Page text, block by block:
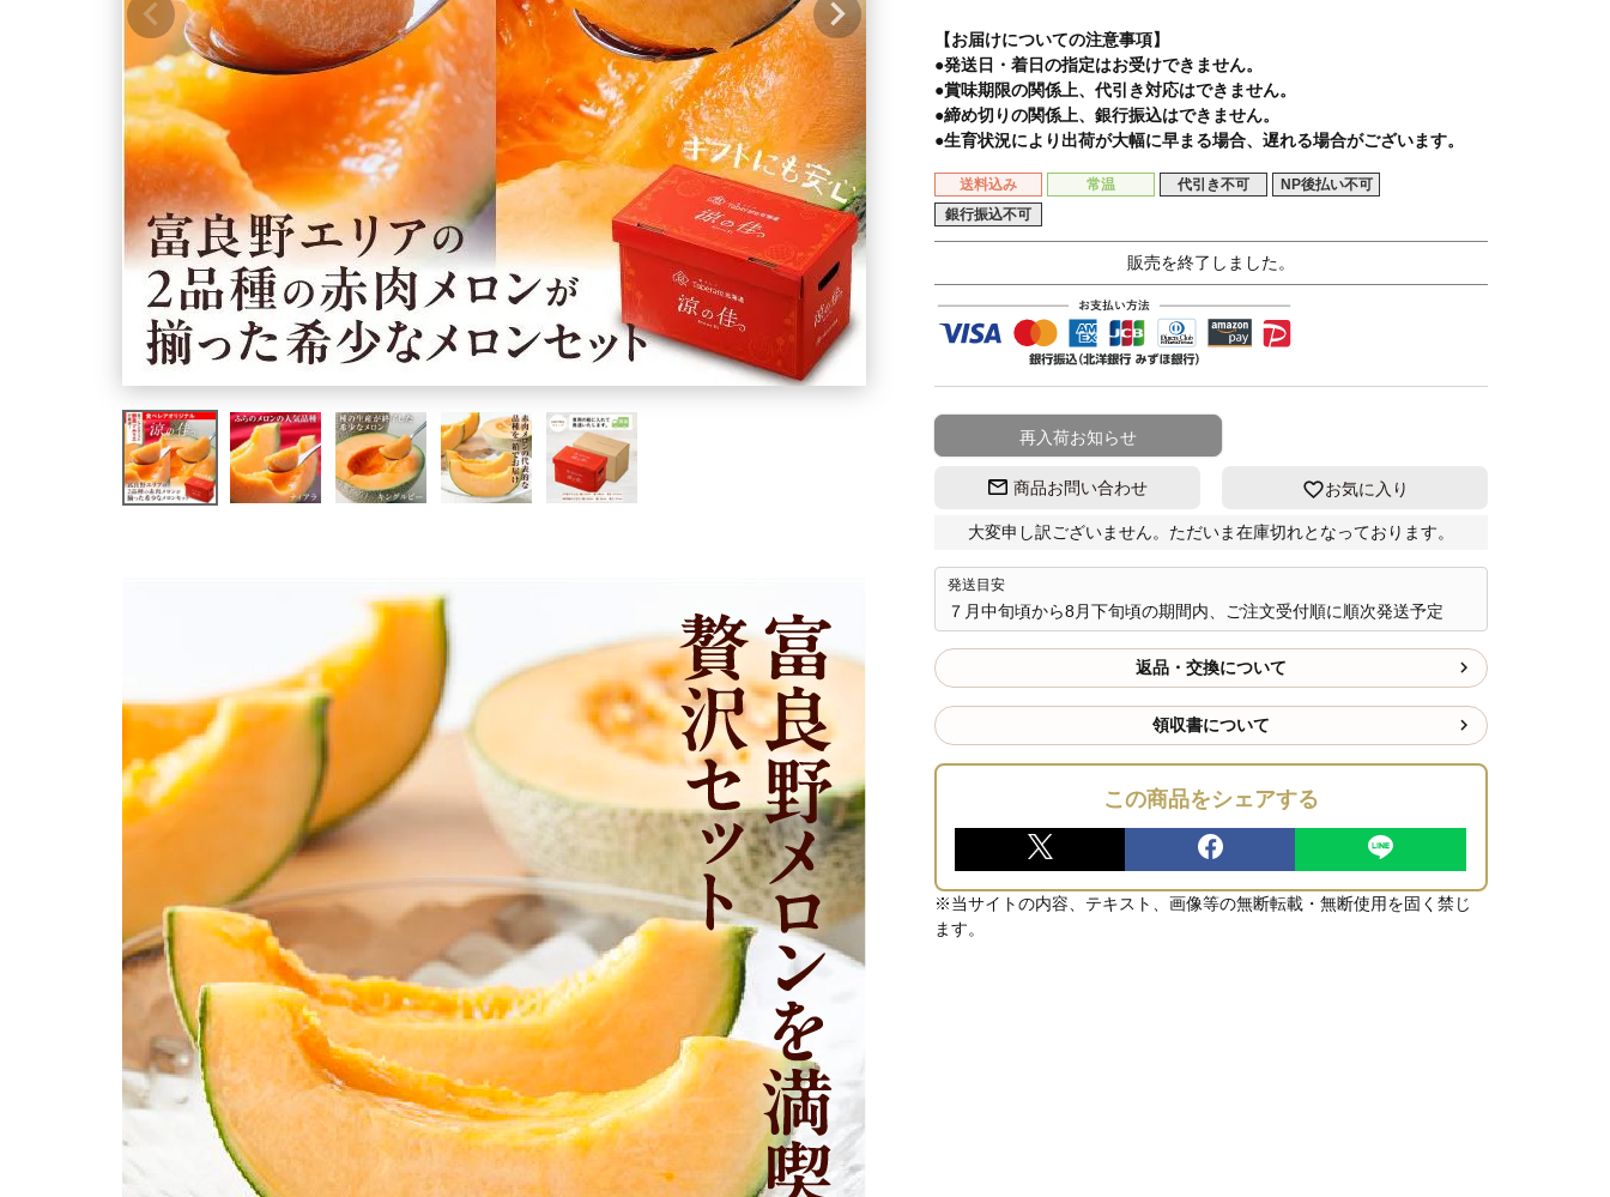
【お届けについての注意事項】
●発送日・着日の指定はお受けできません。
●賞味期限の関係上、代引き対応はできません。
●締め切りの関係上、銀行振込はできません。
●生育状況により出荷が大幅に早まる場合、遅れる場合がございます。
送料込み 常温 代引き不可
NP後払い不可
銀行振込不可
販売を終了しました。
再入荷お知らせ
商品お問い合わせ お気に入り
大変申し訳ございません。ただいま在庫切れとなっております。
発送目安
７月中旬頃から8月下旬頃の期間内、ご注文受付順に順次発送予定
返品・交換について
領収書について
この商品をシェアする
※当サイトの内容、テキスト、画像等の無断転載・無断使用を固く禁じ
ます。